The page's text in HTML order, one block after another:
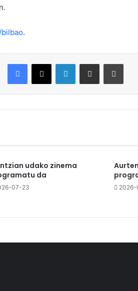
.
udako zinema
da
07-23